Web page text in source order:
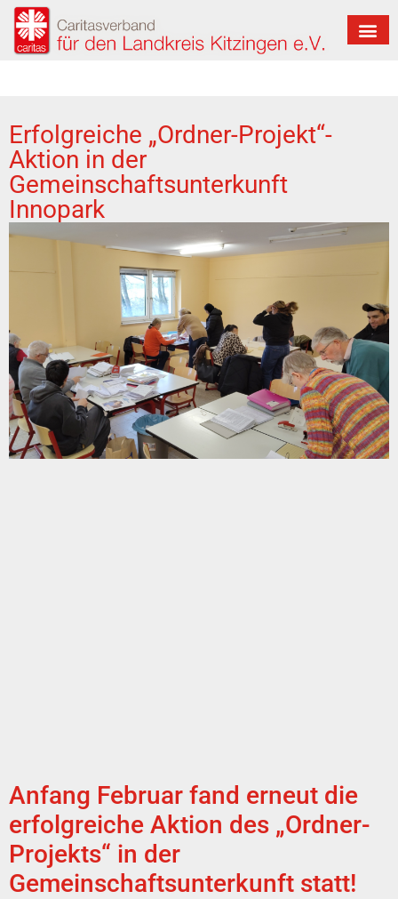
Erfolgreiche „Ordner-Projekt“-
Aktion in der
Gemeinschaftsunterkunft
Innopark
Anfang Februar fand erneut die
erfolgreiche Aktion des „Ordner-
Projekts“ in der
Gemeinschaftsunterkunft statt!